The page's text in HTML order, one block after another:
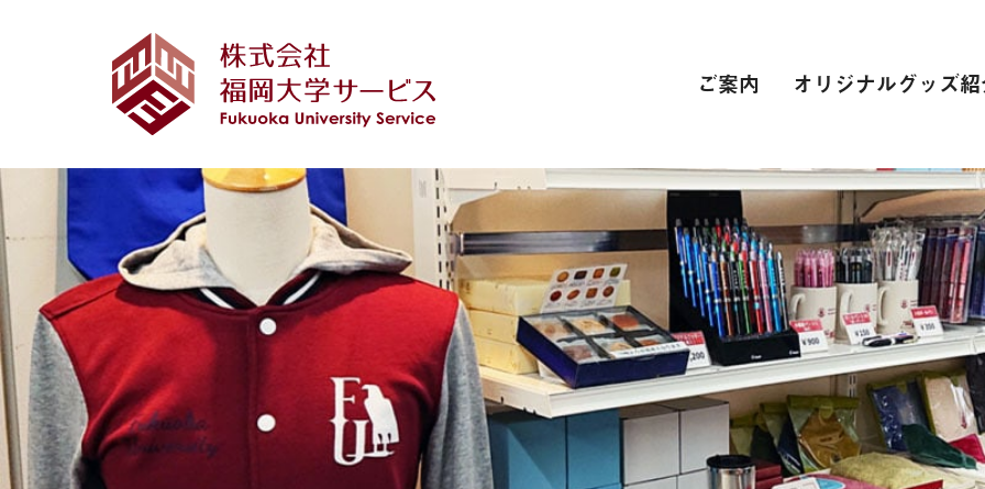
ご案内
インターネット接続環境
電子辞書[教科書販売サイト]
自動車学校
スーツ
専門学校
卒業式 衣裳レンタル
レンタカー
オリジナルグッズ